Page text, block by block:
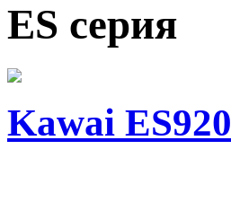
ES cерия
Kawai ES920